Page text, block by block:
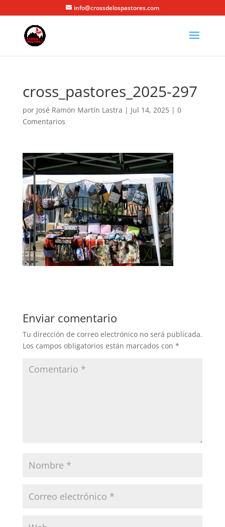
info@crossdelospastores.com
cross_pastores_2025-297
por José Ramón Martín Lastra | Jul 14, 2025| 0
Comentarios
Enviar comentario
Tu dirección de correo electrónico no será publicada.
Los campos obligatorios están marcados con *